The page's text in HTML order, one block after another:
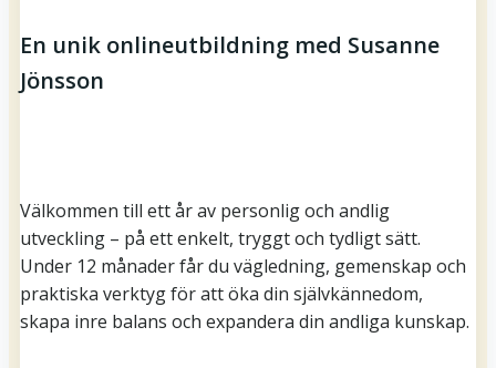
En unik onlineutbildning med Susanne
Jönsson
Välkommen till ett år av personlig och andlig
utveckling – på ett enkelt, tryggt och tydligt sätt.
Under 12 månader får du vägledning, gemenskap och
praktiska verktyg för att öka din självkännedom,
skapa inre balans och expandera din andliga kunskap.